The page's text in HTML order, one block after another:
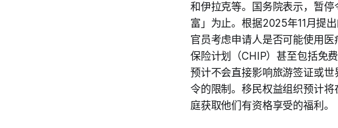
和伊拉克等。国务院表示，暂
富」为止。根据2025年11月提
官员考虑申请人是否可能使用
保险计划（CHIP）甚至包括免
预计不会直接影响旅游签证或
令的限制。移民权益组织预计
庭获取他们有资格享受的福利。